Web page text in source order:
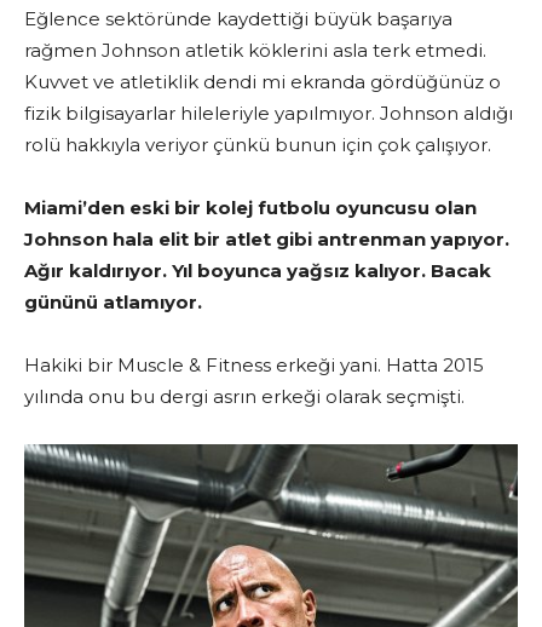
Eğlence sektöründe kaydettiği büyük başarıya
rağmen Johnson atletik köklerini asla terk etmedi.
Kuvvet ve atletiklik dendi mi ekranda gördüğünüz o
fizik bilgisayarlar hileleriyle yapılmıyor. Johnson aldığı
rolü hakkıyla veriyor çünkü bunun için çok çalışıyor.
Miami’den eski bir kolej futbolu oyuncusu olan
Johnson hala elit bir atlet gibi antrenman yapıyor.
Ağır kaldırıyor. Yıl boyunca yağsız kalıyor. Bacak
gününü atlamıyor.
Hakiki bir Muscle & Fitness erkeği yani. Hatta 2015
yılında onu bu dergi asrın erkeği olarak seçmişti.